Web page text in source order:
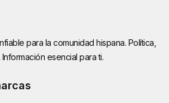
para la comunidad hispana. Política,
esencial para ti.